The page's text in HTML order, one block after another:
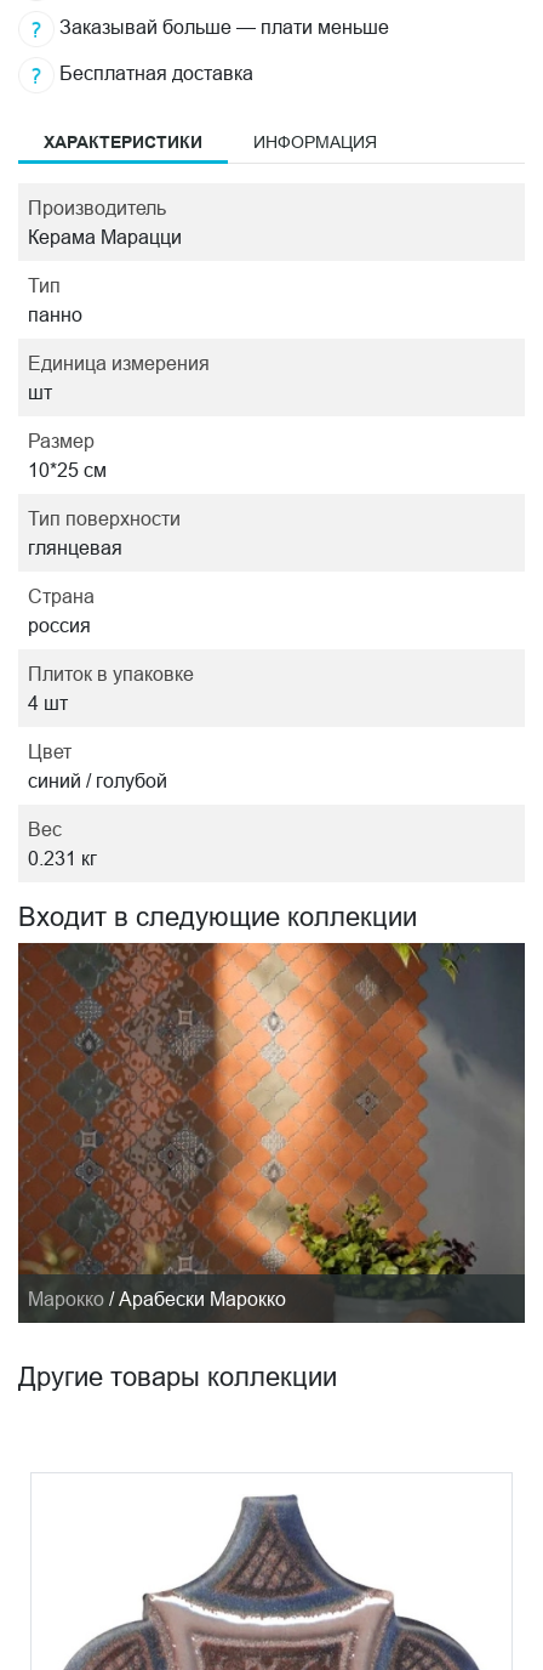
Заказывай больше — плати меньше
Бесплатная доставка
ХАРАКТЕРИСТИКИ ИНФОРМАЦИЯ
Производитель
Керама Марацци
Тип
панно
Единица измерения
шт
Размер
10*25 см
Тип поверхности
глянцевая
Страна
россия
Плиток в упаковке
4 шт
Цвет
синий / голубой
Вес
0.231 кг
Входит в следующие коллекции
Марокко / Арабески Марокко
Другие товары коллекции